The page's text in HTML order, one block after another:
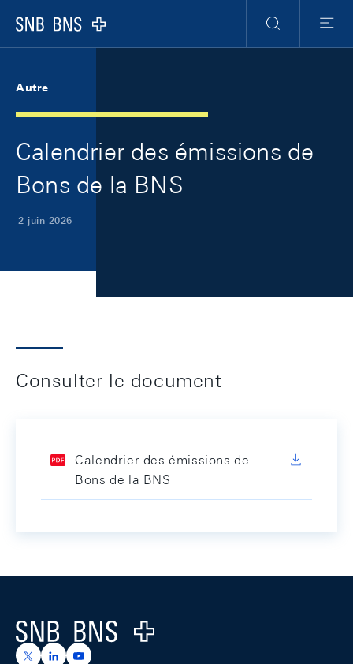
Logo
RechercheMenu
Autre
Calendrier des émissions de
Bons de la BNS
2 juin 2026
Consulter le document
Calendrier des émissions de
Bons de la BNS
Logo
https://x.com/snb_bns
https://ch.linkedin.com/company/swiss-national-
https://www.youtube.com/@swissnationalbank